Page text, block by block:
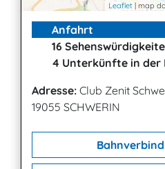
Leaflet | map
Anfahrt
16
4 Unterkünfte in der
Adresse: Club Zenit
19055 SCHWERIN